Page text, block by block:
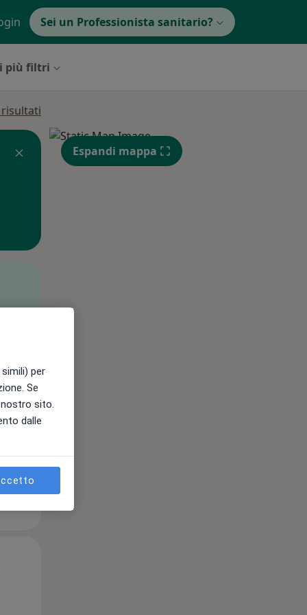
Sei un Professionista sanitario?
più filtri
Espandi mappa
per
Se
sito.
dalle